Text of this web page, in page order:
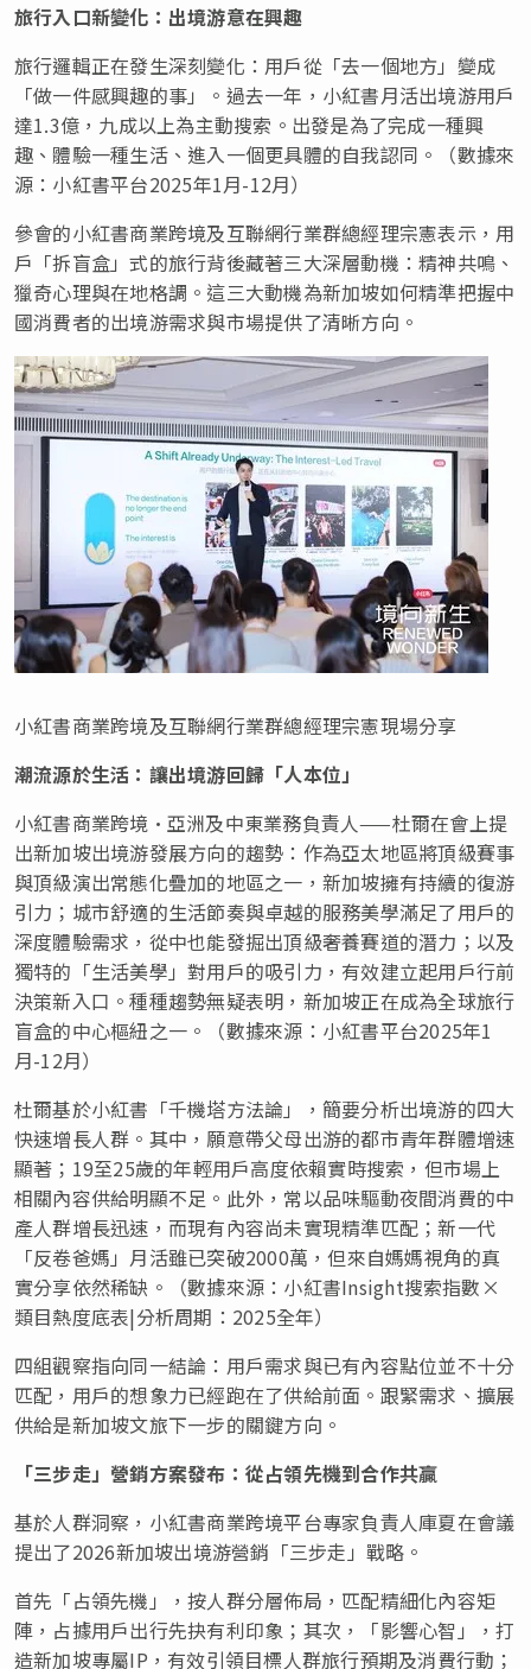
旅行入口新變化：出境游意在興趣
旅行邏輯正在發生深刻變化：用戶從「去一個地方」變成
「做一件感興趣的事」。過去一年，小紅書月活出境游用戶
達1.3億，九成以上為主動搜索。出發是為了完成一種興
趣、體驗一種生活、進入一個更具體的自我認同。（數據來
源：小紅書平台2025年1月-12月）
參會的小紅書商業跨境及互聯網行業群總經理宗憲表示，用
戶「拆盲盒」式的旅行背後藏著三大深層動機：精神共鳴、
獵奇心理與在地格調。這三大動機為新加坡如何精準把握中
國消費者的出境游需求與市場提供了清晰方向。
小紅書商業跨境及互聯網行業群總經理宗憲現場分享
潮流源於生活：讓出境游回歸「人本位」
小紅書商業跨境•亞洲及中東業務負責人——杜爾在會上提
出新加坡出境游發展方向的趨勢：作為亞太地區將頂級賽事
與頂級演出常態化疊加的地區之一，新加坡擁有持續的復游
引力；城市舒適的生活節奏與卓越的服務美學滿足了用戶的
深度體驗需求，從中也能發掘出頂級奢養賽道的潛力；以及
獨特的「生活美學」對用戶的吸引力，有效建立起用戶行前
決策新入口。種種趨勢無疑表明，新加坡正在成為全球旅行
盲盒的中心樞紐之一。（數據來源：小紅書平台2025年1
月-12月）
杜爾基於小紅書「千機塔方法論」，簡要分析出境游的四大
快速增長人群。其中，願意帶父母出游的都市青年群體增速
顯著；19至25歲的年輕用戶高度依賴實時搜索，但市場上
相關內容供給明顯不足。此外，常以品味驅動夜間消費的中
產人群增長迅速，而現有內容尚未實現精準匹配；新一代
「反卷爸媽」月活雖已突破2000萬，但來自媽媽視角的真
實分享依然稀缺。（數據來源：小紅書Insight搜索指數×
類目熱度底表|分析周期：2025全年）
四組觀察指向同一結論：用戶需求與已有內容點位並不十分
匹配，用戶的想象力已經跑在了供給前面。跟緊需求、擴展
供給是新加坡文旅下一步的關鍵方向。
「三步走」營銷方案發布：從占領先機到合作共贏
基於人群洞察，小紅書商業跨境平台專家負責人庫夏在會議
提出了2026新加坡出境游營銷「三步走」戰略。
首先「占領先機」，按人群分層佈局，匹配精細化內容矩
陣，占據用戶出行先抉有利印象；其次，「影響心智」，打
造新加坡專屬IP，有效引領目標人群旅行預期及消費行動；